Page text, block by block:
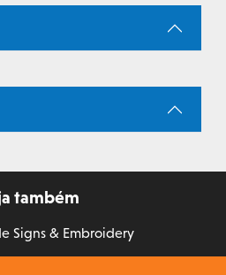
também
Signs & Embroidery